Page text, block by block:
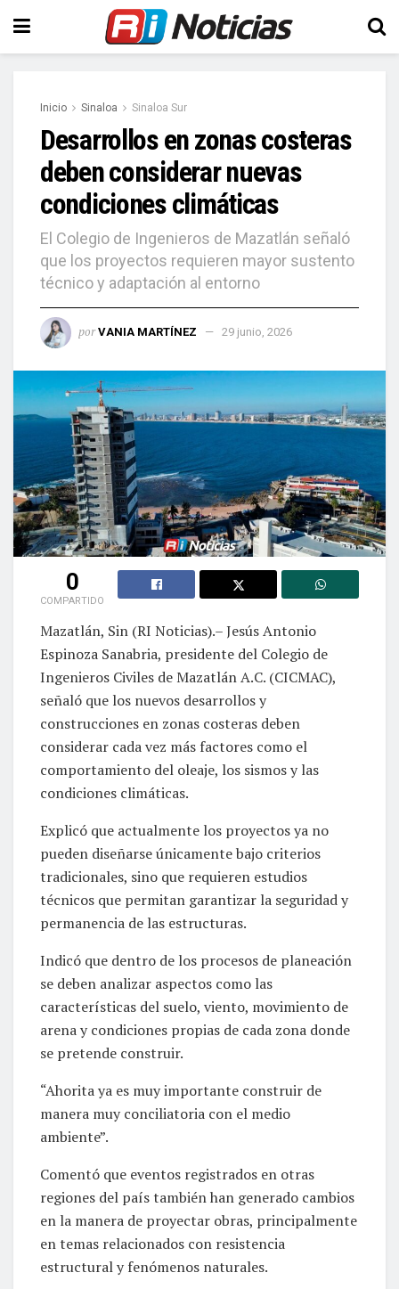
Inicio Sinaloa Sinaloa Sur
Desarrollos en zonas costeras
deben considerar nuevas
condiciones climáticas
El Colegio de Ingenieros de Mazatlán señaló
que los proyectos requieren mayor sustento
técnico y adaptación al entorno
por VANIA MARTÍNEZ 29 junio, 2026
0
COMPARTIDO
Mazatlán, Sin (RI Noticias).– Jesús Antonio
Espinoza Sanabria, presidente del Colegio de
Ingenieros Civiles de Mazatlán A.C. (CICMAC),
señaló que los nuevos desarrollos y
construcciones en zonas costeras deben
considerar cada vez más factores como el
comportamiento del oleaje, los sismos y las
condiciones climáticas.
Explicó que actualmente los proyectos ya no
pueden diseñarse únicamente bajo criterios
tradicionales, sino que requieren estudios
técnicos que permitan garantizar la seguridad y
permanencia de las estructuras.
Indicó que dentro de los procesos de planeación
se deben analizar aspectos como las
características del suelo, viento, movimiento de
arena y condiciones propias de cada zona donde
se pretende construir.
“Ahorita ya es muy importante construir de
manera muy conciliatoria con el medio
ambiente”.
Comentó que eventos registrados en otras
regiones del país también han generado cambios
en la manera de proyectar obras, principalmente
en temas relacionados con resistencia
estructural y fenómenos naturales.